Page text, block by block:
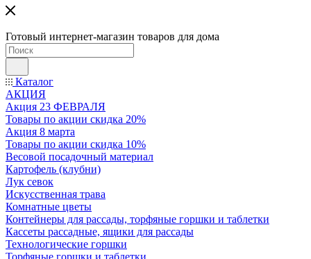
Готовый интернет-магазин товаров для дома
Каталог
АКЦИЯ
Акция 23 ФЕВРАЛЯ
Товары по акции скидка 20%
Акция 8 марта
Товары по акции скидка 10%
Весовой посадочный материал
Картофель (клубни)
Лук севок
Искусственная трава
Комнатные цветы
Контейнеры для рассады, торфяные горшки и таблетки
Кассеты рассадные, ящики для рассады
Технологические горшки
Торфяные горшки и таблетки